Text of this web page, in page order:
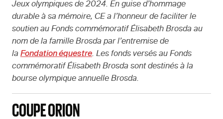
Jeux olympiques de 2024. En guise d’hommage
durable à sa mémoire, CE a l’honneur de faciliter le
soutien au Fonds commémoratif Élisabeth Brosda au
nom de la famille Brosda par l’entremise de
la Fondation équestre. Les fonds versés au Fonds
commémoratif Élisabeth Brosda sont destinés à la
bourse olympique annuelle Brosda.
COUPE ORION